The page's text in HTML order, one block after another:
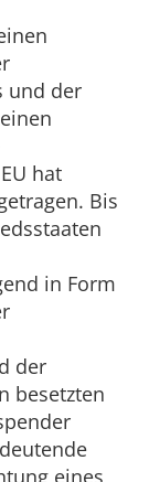
und der
hat
Bis
in Form
der
besetzten
eines